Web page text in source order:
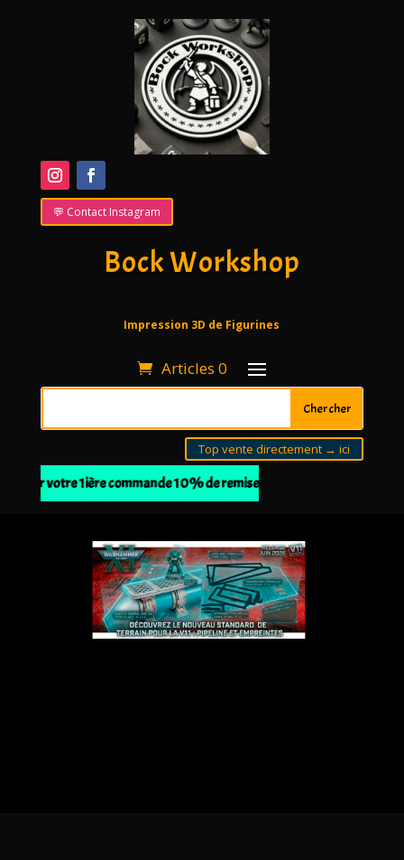
💬 Contact Instagram
Bock Workshop
Impression 3D de Figurines
Articles 0
Top vente directement → ici
1ière commande 10% de remise à partir de 30€ d'achat avec le